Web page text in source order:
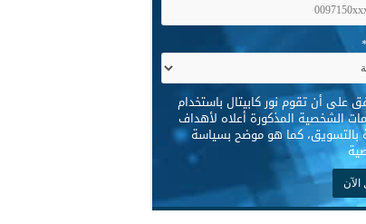
*
على أن تقوم نور كابيتال باستخدام
الشخصية المذكورة أعلاه لأهداف
بالتسويق، كما هو موضح بسياسة